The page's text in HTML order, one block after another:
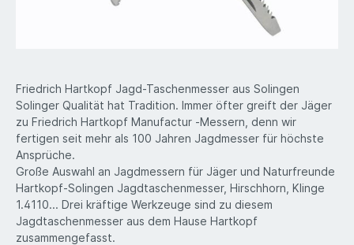
Friedrich Hartkopf Jagd-Taschenmesser aus Solingen
Solinger Qualität hat Tradition. Immer öfter greift der Jäger
zu Friedrich Hartkopf Manufactur -Messern, denn wir
fertigen seit mehr als 100 Jahren Jagdmesser für höchste
Ansprüche.
Große Auswahl an Jagdmessern für Jäger und Naturfreunde
Hartkopf-Solingen Jagdtaschenmesser, Hirschhorn, Klinge
1.4110... Drei kräftige Werkzeuge sind zu diesem
Jagdtaschenmesser aus dem Hause Hartkopf
zusammengefasst.